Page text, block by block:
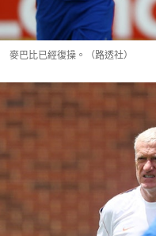
麥巴比已經復操。（路透社）